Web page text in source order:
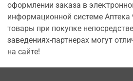
оформлении заказа в
информационной системе Аптека
товары при покупке
заведениях-партнерах могут
на сайте!